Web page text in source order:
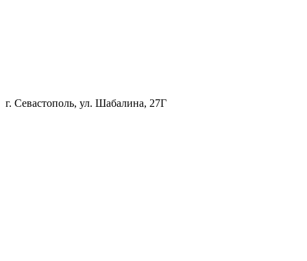
г. Севастополь, ул. Шабалина, 27Г